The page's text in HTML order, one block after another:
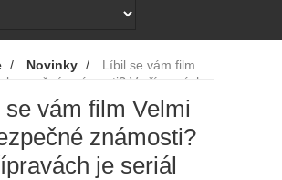
/ Novinky /
Líbil se vám film
známosti? V přípravách
se vám film Velmi
známosti?
je seriál